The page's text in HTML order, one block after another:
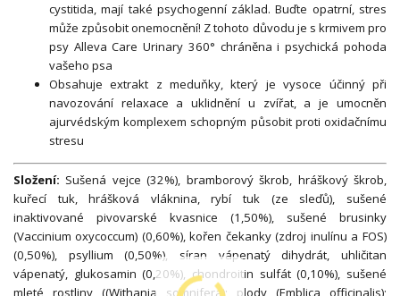
cystitida, mají také psychogenní základ. Buďte opatrní, stres
může způsobit onemocnění! Z tohoto důvodu je s krmivem pro
psy Alleva Care Urinary 360° chráněna i psychická pohoda
vašeho psa
Obsahuje extrakt z meduňky, který je vysoce účinný při
navozování relaxace a uklidnění u zvířat, a je umocněn
ajurvédským komplexem schopným působit proti oxidačnímu
stresu
Složení: Sušená vejce (32%), bramborový škrob, hráškový škrob,
kuřecí tuk, hrášková vláknina, rybí tuk (ze sleďů), sušené
inaktivované pivovarské kvasnice (1,50%), sušené brusinky
(Vaccinium oxycoccum) (0,60%), kořen čekanky (zdroj inulínu a FOS)
(0,50%), psyllium (0,50%), síran vápenatý dihydrát, uhličitan
vápenatý, glukosamin (0,20%), chondroitin sulfát (0,10%), sušené
mleté rostliny ((Withania somnifera); plody (Emblica officinalis);